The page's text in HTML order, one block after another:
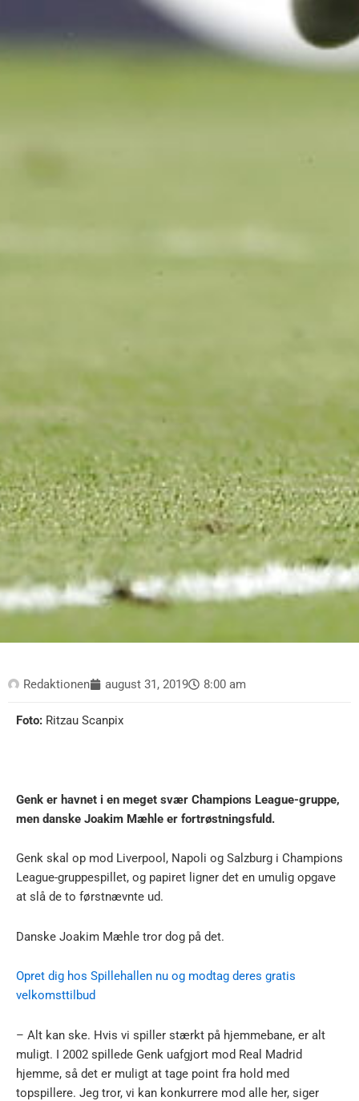
Redaktionen august 31, 2019 8:00 am
Foto: Ritzau Scanpix
Genk er havnet i en meget svær Champions League-gruppe,
men danske Joakim Mæhle er fortrøstningsfuld.
Genk skal op mod Liverpool, Napoli og Salzburg i Champions
League-gruppespillet, og papiret ligner det en umulig opgave
at slå de to førstnævnte ud.
Danske Joakim Mæhle tror dog på det.
Opret dig hos Spillehallen nu og modtag deres gratis
velkomsttilbud
– Alt kan ske. Hvis vi spiller stærkt på hjemmebane, er alt
muligt. I 2002 spillede Genk uafgjort mod Real Madrid
hjemme, så det er muligt at tage point fra hold med
topspillere. Jeg tror, vi kan konkurrere mod alle her, siger